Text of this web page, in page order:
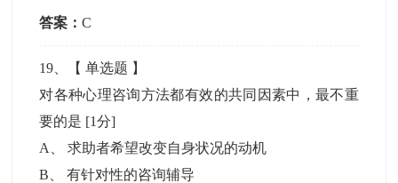
答案：C
19 、【单选题 】
对各种心理咨询方法都有效的共同因素中，最不重
要的是 [1分]
A
、求助者希望改变自身状况的动机
B 、有针对性的咨询辅导